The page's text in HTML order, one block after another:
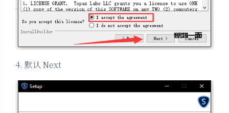
4. 默认 Next